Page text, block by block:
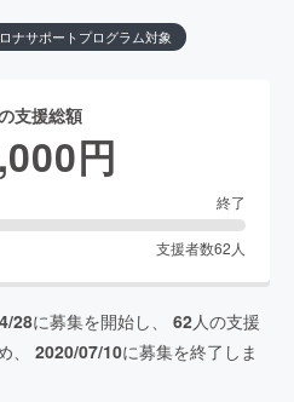
ナサポートプログラム対象
支援総額
円
終了
支援者数62 人
28に募集を開始し、 62人の支援
、 2020/07/10に募集を終了しま